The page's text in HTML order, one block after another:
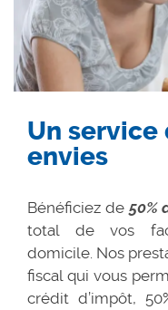
Un service
envies
Bénéficiez de 50%
total de vos
domicile. Nos
fiscal qui vous
crédit d’impôt,